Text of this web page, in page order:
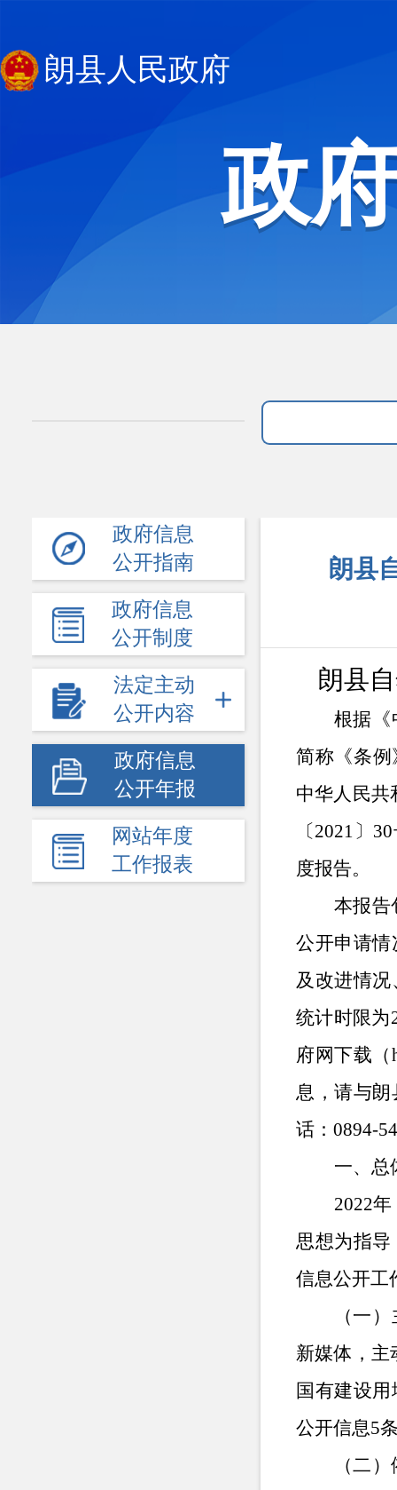
朗县人民政府
政
政府信息
公开指南
政府信息
公开制度
法定主动
公开内容
政府信息
公开年报
网站年度
工作报表
朗县
朗县
根据《
简称《条
中华人民共
〔2021〕
度报告。
本报告
公开申请
及改进情
统计时限为
府网下载 （
息，请与朗
话： 0894-
一、总
2022
思想为指
信息公开工
（一
新媒体，主
国有建设
公开信息5
（二